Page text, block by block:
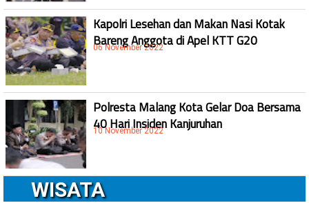
Kapolri Lesehan dan Makan Nasi Kotak
Bareng Anggota di Apel KTT G20
06 November 2022
Polresta Malang Kota Gelar Doa Bersama
40 Hari Insiden Kanjuruhan
10 November 2022
WISATA